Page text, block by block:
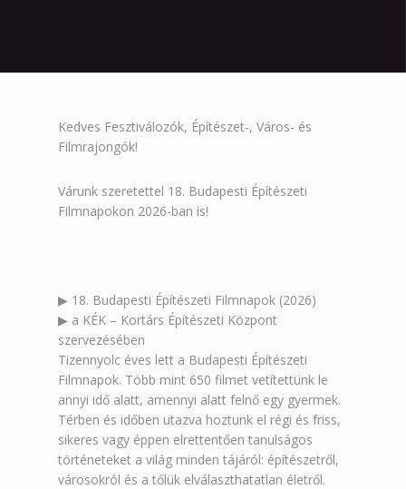
Kedves Fesztiválozók, Építészet-, Város- és
Filmrajongók!
Várunk szeretettel 18. Budapesti Építészeti
Filmnapokon 2026-ban is!
▶︎ 18. Budapesti Építészeti Filmnapok (2026)
▶︎ a KÉK – Kortárs Építészeti Központ
szervezésében
Tizennyolc éves lett a Budapesti Építészeti
Filmnapok. Több mint 650 filmet vetítettünk le
annyi idő alatt, amennyi alatt felnő egy gyermek.
Térben és időben utazva hoztunk el régi és friss,
sikeres vagy éppen elrettentően tanulságos
történeteket a világ minden tájáról: építészetről,
városokról és a tőlük elválaszthatatlan életről.